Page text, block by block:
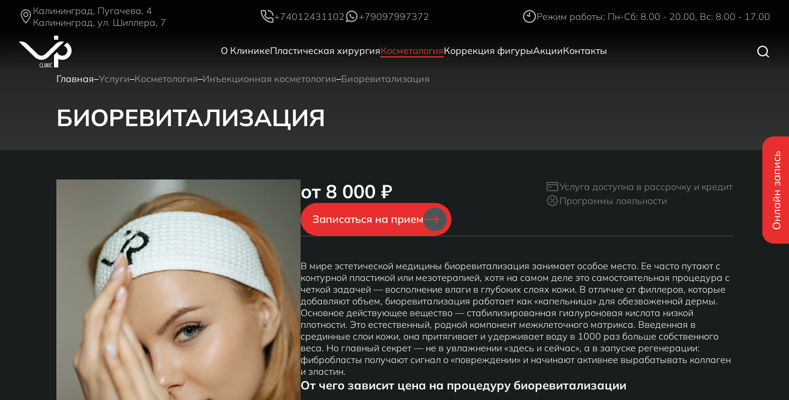
Калининград, Пугачева, 4
Калининград, ул. Шиллера, 7
+74012431102 +79097997372 Режим работы: Пн-Сб: 8.00 - 20.00, Вс: 8.00 - 17.00
О КлиникеПластическая хирургияКосметологияКоррекция фигурыАкцииКонтакты
Главная Услуги Косметология Инъекционная косметология Биоревитализация
БИОРЕВИТАЛИЗАЦИЯ
Онлайн запись
от 8 000 ₽
Записаться на прием
Услуга доступна в рассрочку и кредит
Программы лояльности
В мире эстетической медицины биоревитализация занимает особое место. Ее часто путают с
контурной пластикой или мезотерапией, хотя на самом деле это самостоятельная процедура с
четкой задачей — восполнение влаги в глубоких слоях кожи. В отличие от филлеров, которые
добавляют объем, биоревитализация работает как «капельница» для обезвоженной дермы.
Основное действующее вещество — стабилизированная гиалуроновая кислота низкой
плотности. Это естественный, родной компонент межклеточного матрикса. Введенная в
срединные слои кожи, она притягивает и удерживает воду в 1000 раз больше собственного
веса. Но главный секрет — не в увлажнении «здесь и сейчас», а в запуске регенерации:
фибробласты получают сигнал о «повреждении» и начинают активнее вырабатывать коллаген
и эластин.
От чего зависит цена на процедуру биоревитализации